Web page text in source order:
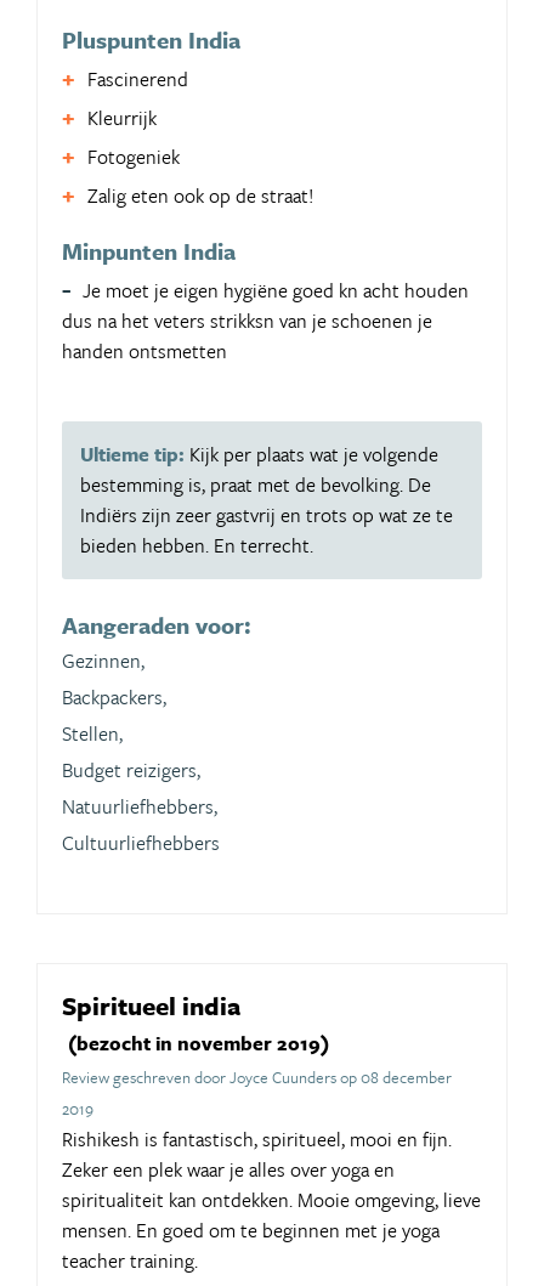
Pluspunten India
Fascinerend
Kleurrijk
Fotogeniek
Zalig eten ook op de straat!
Minpunten India
Je moet je eigen hygiëne goed kn acht houden
dus na het veters strikksn van je schoenen je
handen ontsmetten
Ultieme tip: Kijk per plaats wat je volgende
bestemming is, praat met de bevolking. De
Indiërs zijn zeer gastvrij en trots op wat ze te
bieden hebben. En terrecht.
Aangeraden voor:
Gezinnen,
Backpackers,
Stellen,
Budget reizigers,
Natuurliefhebbers,
Cultuurliefhebbers
Spiritueel india
(bezocht in november 2019)
Review geschreven door Joyce Cuunders op 08 december
2019
Rishikesh is fantastisch, spiritueel, mooi en fijn.
Zeker een plek waar je alles over yoga en
spiritualiteit kan ontdekken. Mooie omgeving, lieve
mensen. En goed om te beginnen met je yoga
teacher training.